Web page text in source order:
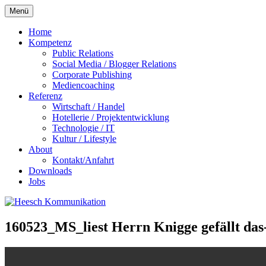
Menü Zum
Inhalt
springen
Home
Kompetenz
Public Relations
Social Media / Blogger Relations
Corporate Publishing
Mediencoaching
Referenz
Wirtschaft / Handel
Hotellerie / Projektentwicklung
Technologie / IT
Kultur / Lifestyle
About
Kontakt/Anfahrt
Downloads
Jobs
160523_MS_liest Herrn Knigge gefällt